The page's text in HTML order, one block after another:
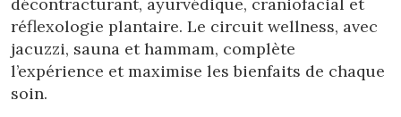
réflexologie plantaire. Le circuit wellness, avec
jacuzzi, sauna et hammam, complète
l’expérience et maximise les bienfaits de chaque
soin.